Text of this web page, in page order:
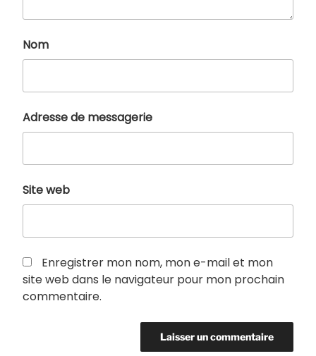
Nom
Adresse de messagerie
Site web
Enregistrer mon nom, mon e-mail et mon
site web dans le navigateur pour mon prochain
commentaire.